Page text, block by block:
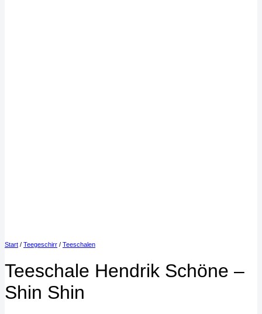
Start / Teegeschirr / Teeschalen
Teeschale Hendrik Schöne –
Shin Shin